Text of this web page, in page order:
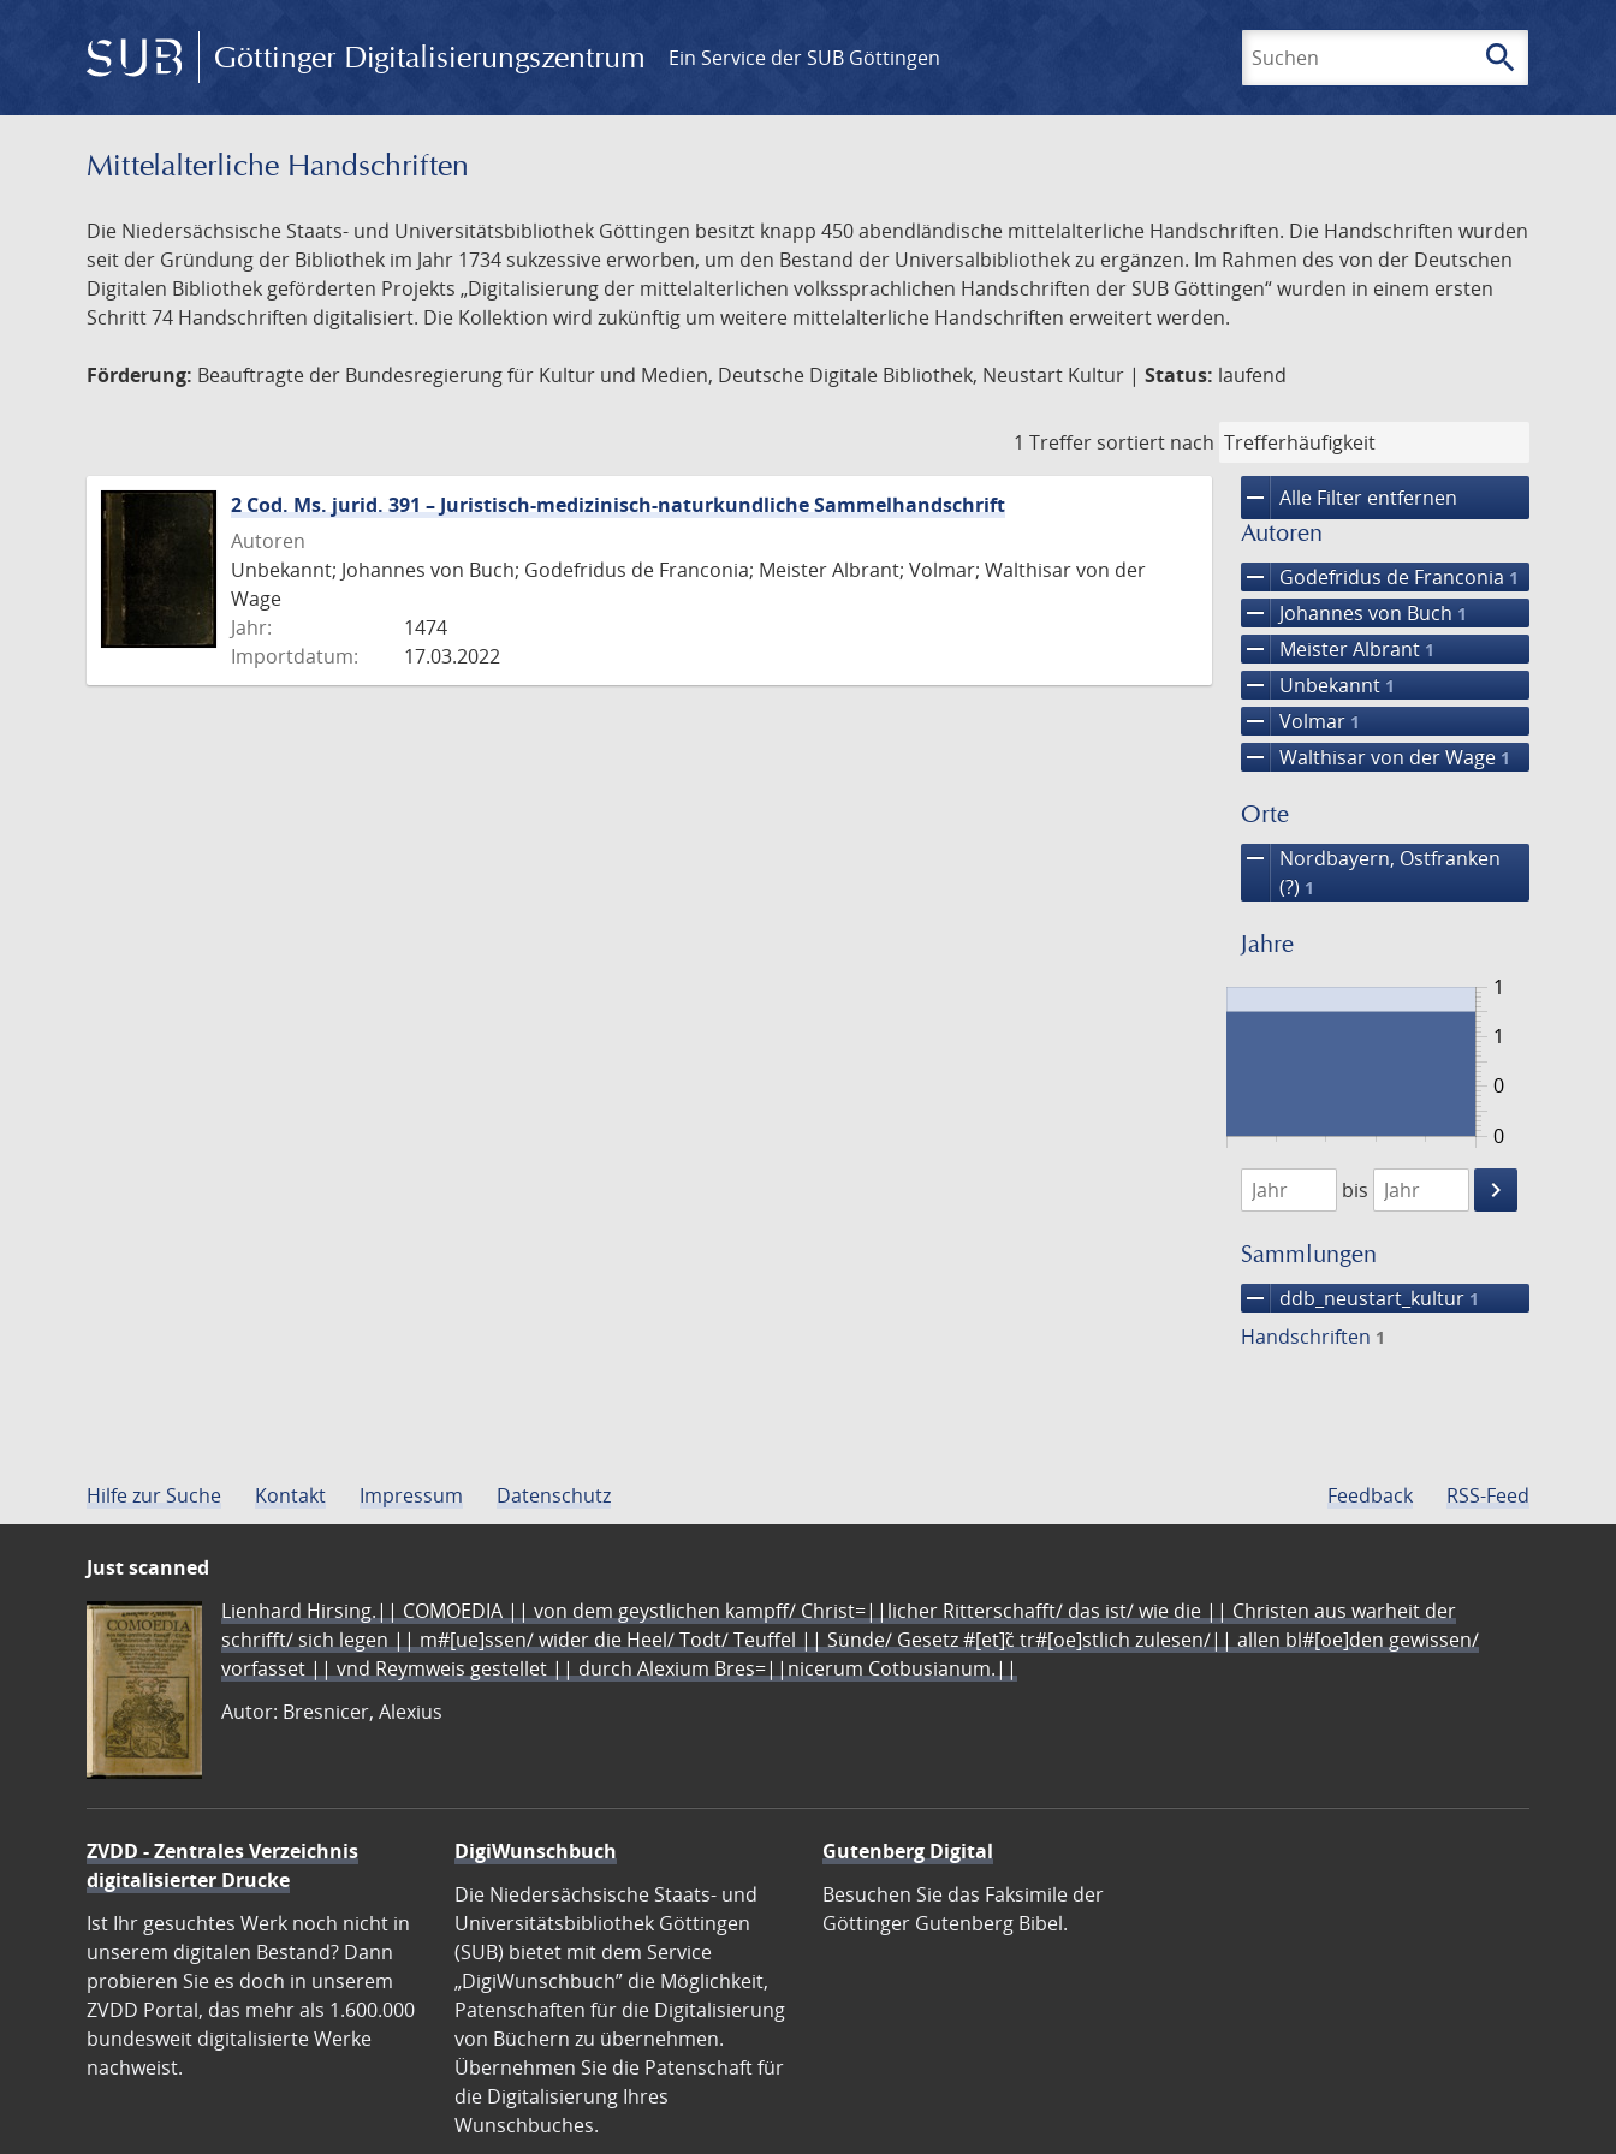
Göttinger Digitalisierungszentrum Ein Service der SUB Göttingen search
Mittelalterliche Handschriften
Die Niedersächsische Staats- und Universitätsbibliothek Göttingen besitzt knapp 450 abendländische mittelalterliche Handschriften. Die Handschriften wurden
seit der Gründung der Bibliothek im Jahr 1734 sukzessive erworben, um den Bestand der Universalbibliothek zu ergänzen. Im Rahmen des von der Deutschen
Digitalen Bibliothek geförderten Projekts „Digitalisierung der mittelalterlichen volkssprachlichen Handschriften der SUB Göttingen“ wurden in einem ersten
Schritt 74 Handschriften digitalisiert. Die Kollektion wird zukünftig um weitere mittelalterliche Handschriften erweitert werden.
Förderung: Beauftragte der Bundesregierung für Kultur und Medien, Deutsche Digitale Bibliothek, Neustart Kultur | Status: laufend
1 Treffer sortiert nach
remove Alle Filter entfernen
Autoren
remove Godefridus de Franconia 1
remove Johannes von Buch 1
remove Meister Albrant 1
remove Unbekannt 1
remove Volmar 1
remove Walthisar von der Wage 1
Orte
remove
Nordbayern, Ostfranken
(?) 1
Jahre
0
1
0
1
1474
1475
bis
keyboard_arrow_right
Suche
Sammlungen
remove ddb_neustart_kultur 1
Handschriften 1
2 Cod. Ms. jurid. 391 – Juristisch-medizinisch-naturkundliche Sammelhandschrift
Autoren
Unbekannt; Johannes von Buch; Godefridus de Franconia; Meister Albrant; Volmar; Walthisar von der
Wage
Jahr:
1474
Importdatum:
17.03.2022
Hilfe zur Suche Kontakt Impressum Datenschutz Feedback RSS-Feed
Just scanned
Lienhard Hirsing.|| COMOEDIA || von dem geystlichen kampff/ Christ=||licher Ritterschafft/ das ist/ wie die || Christen aus warheit der
schrifft/ sich legen || m#[ue]ssen/ wider die Heel/ Todt/ Teuffel || Sünde/ Gesetz #[et]c̃ tr#[oe]stlich zulesen/|| allen bl#[oe]den gewissen/
vorfasset || vnd Reymweis gestellet || durch Alexium Bres=||nicerum Cotbusianum.||
Autor: Bresnicer, Alexius
ZVDD - Zentrales Verzeichnis
digitalisierter Drucke
Ist Ihr gesuchtes Werk noch nicht in
unserem digitalen Bestand? Dann
probieren Sie es doch in unserem
ZVDD Portal, das mehr als 1.600.000
bundesweit digitalisierte Werke
nachweist.
DigiWunschbuch
Die Niedersächsische Staats- und
Universitätsbibliothek Göttingen
(SUB) bietet mit dem Service
„DigiWunschbuch” die Möglichkeit,
Patenschaften für die Digitalisierung
von Büchern zu übernehmen.
Übernehmen Sie die Patenschaft für
die Digitalisierung Ihres
Wunschbuches.
Gutenberg Digital
Besuchen Sie das Faksimile der
Göttinger Gutenberg Bibel.